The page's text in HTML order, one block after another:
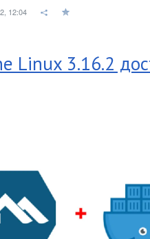
12:04
Linux 3.16.2